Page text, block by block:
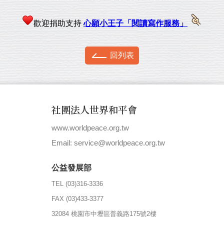
回列表
歡迎捐助支持心願小王子「閱讀寫作服務」
社團法人世界和平會
www.worldpeace.org.tw
Email: service@worldpeace.org.tw
公益發展部
TEL (03)316-3336
FAX (03)433-3377
32084 桃園市中壢區普義路175號2樓